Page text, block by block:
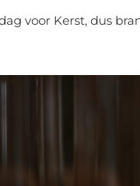
voor Kerst, dus